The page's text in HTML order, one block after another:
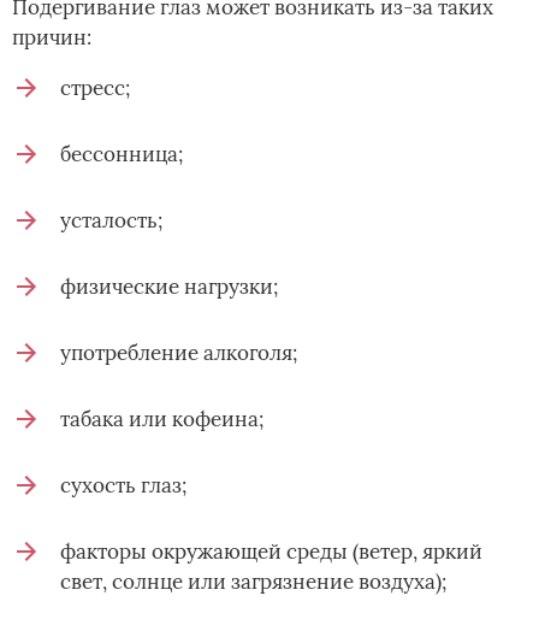
Подергивание глаз может возникать из-за таких
причин:
стресс;
бессонница;
усталость;
физические нагрузки;
употребление алкоголя;
табака или кофеина;
сухость глаз;
факторы окружающей среды (ветер, яркий
свет, солнце или загрязнение воздуха);